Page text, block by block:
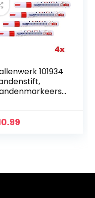
101934
waterbestendig,